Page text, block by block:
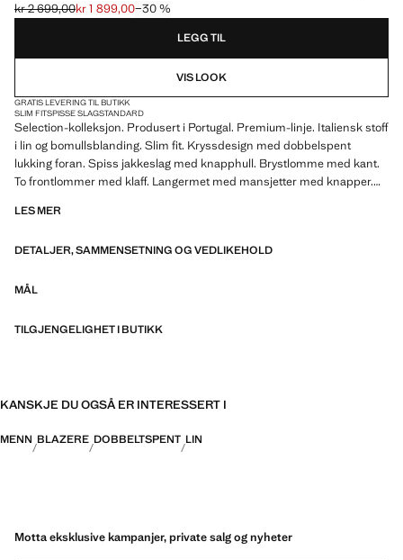
Første pris strøket [kr 2 699,00 ]
kr 2 699,00
Gjeldende pris [kr 1 899,00 ]
kr 1 899,00−30 %
LEGG TIL
VIS LOOK
GRATIS LEVERING TIL BUTIKK
SLIM FITSPISSE SLAGSTANDARD
Selection-kolleksjon. Produsert i Portugal. Premium-linje. Italiensk stoff
i lin og bomullsblanding. Slim fit. Kryssdesign med dobbelspent
lukking foran. Spiss jakkeslag med knapphull. Brystlomme med kant.
To frontlommer med klaff. Langermet med mansjetter med knapper.
linjer og nøye gjennomtenkt design. Laget med tekstiler av høy kvalitet
LES MER
DETALJER, SAMMENSETNING OG VEDLIKEHOLD
MÅL
TILGJENGELIGHET I BUTIKK
KANSKJE DU OGSÅ ER INTERESSERT I
MENN BLAZERE DOBBELTSPENT LIN
Motta eksklusive kampanjer, private salg og nyheter